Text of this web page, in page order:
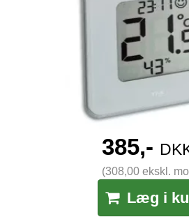
385,-
(308,00 ekskl.
Læg i